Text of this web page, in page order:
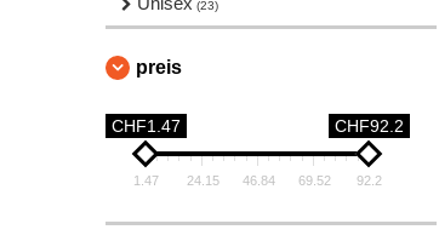
(23)
preis
CHF1.47 CHF92.2
1.47 24.15 46.84 69.52 92.2